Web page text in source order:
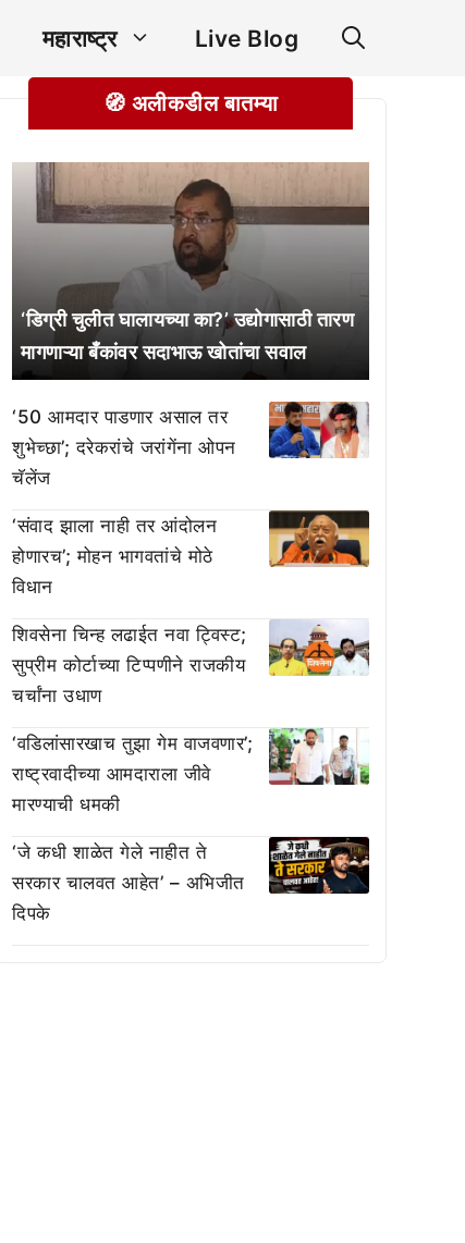
महाराष्ट्र Live Blog
🧭 अलीकडील बातम्या
‘डिग्री चुलीत घालायच्या का?’ उद्योगासाठी तारण
मागणाऱ्या बँकांवर सदाभाऊ खोतांचा सवाल
‘50 आमदार पाडणार असाल तर
शुभेच्छा’; दरेकरांचे जरांगेंना ओपन
चॅलेंज
‘संवाद झाला नाही तर आंदोलन
होणारच’; मोहन भागवतांचे मोठे
विधान
शिवसेना चिन्ह लढाईत नवा ट्विस्ट;
सुप्रीम कोर्टाच्या टिप्पणीने राजकीय
चर्चांना उधाण
‘वडिलांसारखाच तुझा गेम वाजवणार’;
राष्ट्रवादीच्या आमदाराला जीवे
मारण्याची धमकी
‘जे कधी शाळेत गेले नाहीत ते
सरकार चालवत आहेत’ – अभिजीत
दिपके